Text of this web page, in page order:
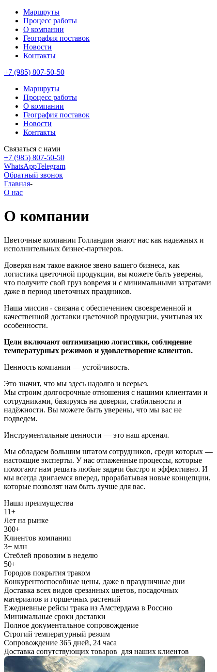
Маршруты
Процесс работы
О компании
География поставок
Новости
Контакты
+7 (985) 807-50-50
Маршруты
Процесс работы
О компании
География поставок
Новости
Контакты
Связаться с нами
+7 (985) 807-50-50
WhatsAppTelegram
Обратный звонок
Главная-
О нас
О компании
Цветочные компании Голландии знают нас как надежных и
исполнительных бизнес-партнеров.
Доверяя нам такое важное звено вашего бизнеса, как
логистика цветочной продукции, вы можете быть уверены,
что получите свой груз вовремя и с минимальными затратами
даже в период цветочных праздников.
Наша миссия - связана с обеспечением своевременной и
качественной доставки цветочной продукции, учитывая их
особенности.
Цели включают оптимизацию логистики, соблюдение
температурных режимов и удовлетворение клиентов.
Ценность компании — устойчивость.
Это значит, что мы здесь надолго и всерьез.
Мы строим долгосрочные отношения с нашими клиентами и
сотрудниками, базируясь на доверии, стабильности и
надёжности. Вы можете быть уверены, что мы вас не
подведем.
Инструментальные ценности — это наш арсенал.
Мы обладаем большим штатом сотрудников, среди которых —
настоящие эксперты. У нас отлаженные процессы, которые
помогают нам решать любые задачи быстро и эффективно. И
мы всегда двигаемся вперед, прорабатывая новые концепции,
которые позволят нам быть лучше для вас.
Наши преимущества
11+
Лет на рынке
300+
Клиентов компании
3+ млн
Стеблей провозим в неделю
50+
Городов покрытия траком
Конкурентоспособные цены, даже в праздничные дни
Доставка всех видов срезанных цветов, посадочных
материалов и горшечных растений
Ежедневные рейсы трака из Амстердама в Россию
Минимальные сроки доставки
Полное документальное сопровождение
Строгий температурный режим
Сопровождение 365 дней, 24 часа
Доставка сопутствующих товаров для наших клиентов